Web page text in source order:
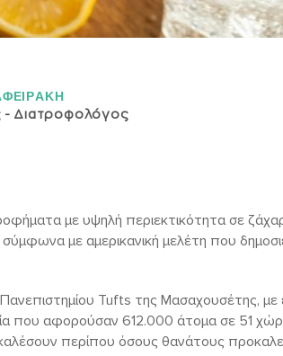
- Διατροφολόγος
με υψηλή περιεκτικότητα σε
με αμερικανική μελέτη που
Tufts της Μασαχουσέτης,
που αφορούσαν 612.000 άτομα σε 51
περίπου όσους θανάτους